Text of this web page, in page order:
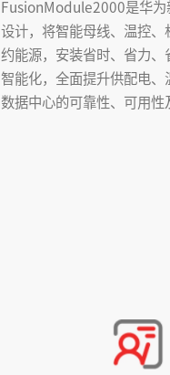
FusionModule2000是华为
设计，将智能母线、温控
约能源，安装省时、省力
智能化，全面提升供配电
数据中心的可靠性、可用性